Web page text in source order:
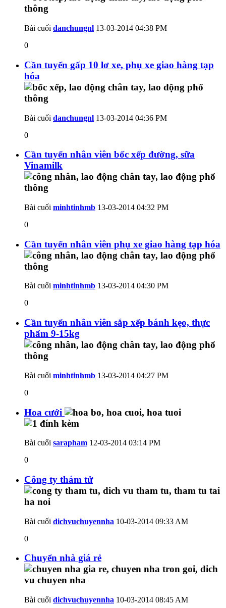
Bài cuối danchungnl 13-03-2014 04:38 PM
0
Cần tuyển gấp 10 lơ xe, phụ xe giao hàng tạp
hóa
Bài cuối danchungnl 13-03-2014 04:36 PM
0
Cần tuyển nhân viên bốc xếp đường, sữa
Vinamilk
Bài cuối minhtinhmb 13-03-2014 04:32 PM
0
Cần tuyển nhân viên phụ xe giao hàng tạp hóa
Bài cuối minhtinhmb 13-03-2014 04:30 PM
0
Cần tuyển nhân viên sắp xếp bánh kẹo, thực
phẩm 9-15kg
Bài cuối minhtinhmb 13-03-2014 04:27 PM
0
Hoa cưới
Bài cuối sarapham 12-03-2014 03:14 PM
0
Công ty thám tử
Bài cuối dichvuchuyennha 10-03-2014 09:33 AM
0
Chuyển nhà giá rẻ
Bài cuối dichvuchuyennha 10-03-2014 08:45 AM